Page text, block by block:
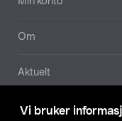
Vi bruker
Om
Aktuelt
Våre selskaper